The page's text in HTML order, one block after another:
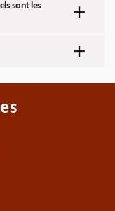
sont les